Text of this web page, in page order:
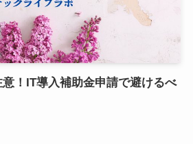
！IT導入補助金申請で避けるべ